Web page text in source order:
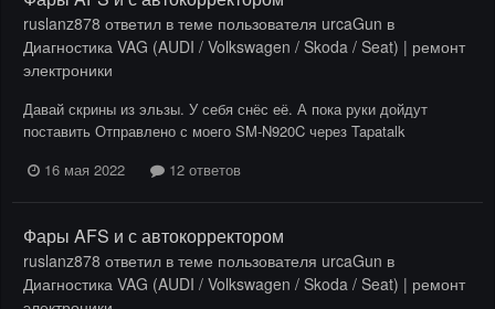
ruslanz878 ответил в теме пользователя urcaGun в
Диагностика VAG (AUDI / Volkswagen / Skoda / Seat) | ремонт
электроники
Давай скрины из эльзы. У себя снёс её. А пока руки дойдут
поставить Отправлено с моего SM-N920C через Tapatalk
16 мая 2022
12 ответов
Фары AFS и с автокорректором
ruslanz878 ответил в теме пользователя urcaGun в
Диагностика VAG (AUDI / Volkswagen / Skoda / Seat) | ремонт